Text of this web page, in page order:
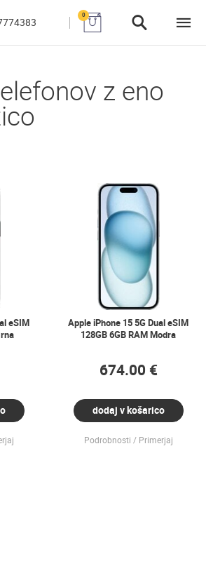
0
z eno
eSIM
Apple iPhone 15 5G Dual eSIM
128GB 6GB RAM Modra
674.00 €
dodaj v košarico
Podrobnosti Primerjaj